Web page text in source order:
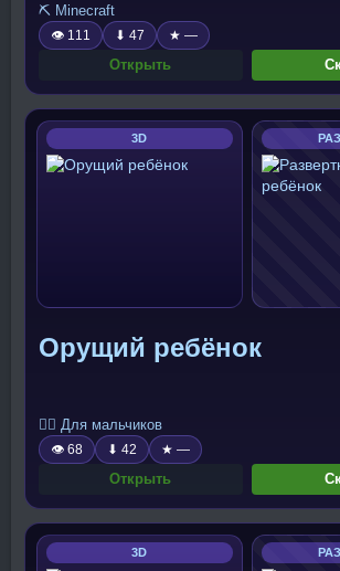
⛏️ Minecraft
👁 111 ⬇ 47 ★ —
Открыть
3D
Орущий ребёнок
🧍‍♂️ Для мальчиков
👁 68 ⬇ 42 ★ —
Открыть
3D